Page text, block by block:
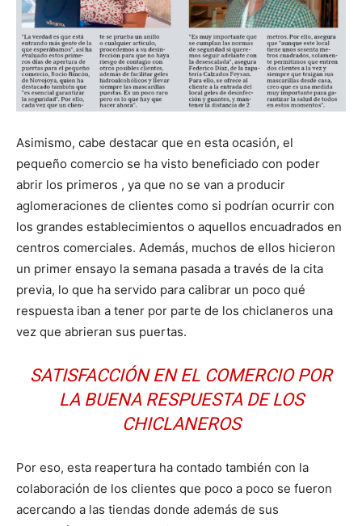
Asimismo, cabe destacar que en esta ocasión, el
pequeño comercio se ha visto beneficiado con poder
abrir los primeros , ya que no se van a producir
aglomeraciones de clientes como si podrían ocurrir con
los grandes establecimientos o aquellos encuadrados en
centros comerciales. Además, muchos de ellos hicieron
un primer ensayo la semana pasada a través de la cita
previa, lo que ha servido para calibrar un poco qué
respuesta iban a tener por parte de los chiclaneros una
vez que abrieran sus puertas.
SATISFACCIÓN EN EL COMERCIO POR
LA BUENA RESPUESTA DE LOS
CHICLANEROS
Por eso, esta reapertura ha contado también con la
colaboración de los clientes que poco a poco se fueron
acercando a las tiendas donde además de sus